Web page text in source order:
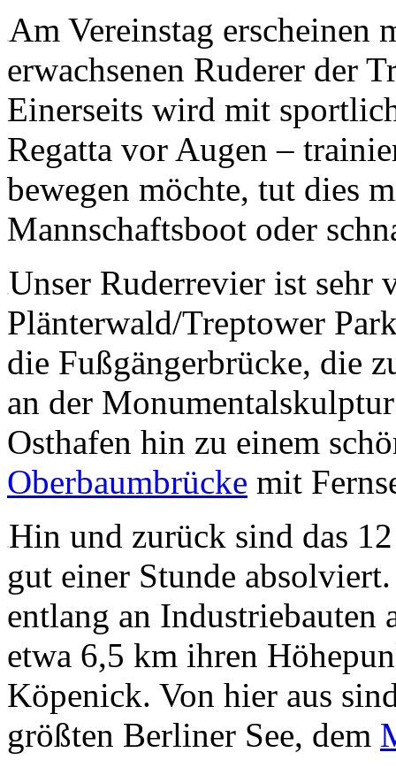
Am Vereinstag erscheinen
erwachsenen Ruderer der
Einerseits wird mit
Regatta vor Augen –
bewegen möchte, tut dies
Mannschaftsboot oder
Unser Ruderrevier ist sehr
Plänterwald/Treptower
die Fußgängerbrücke, die
an der
Osthafen hin zu einem
Oberbaumbrücke mit
Hin und zurück sind das
gut einer Stunde
entlang an Industriebauten
etwa 6,5 km ihren
Köpenick. Von hier aus
größten Berliner See, dem